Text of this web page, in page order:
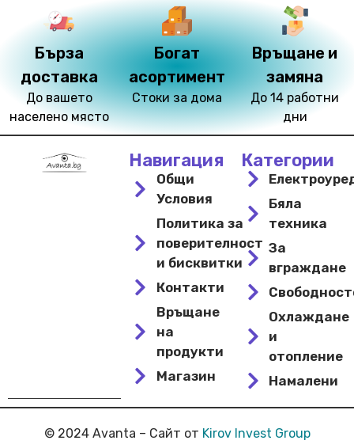
Бърза
доставка
До вашето
населено място
Богат
асортимент
Стоки за дома
Връщане и
замяна
До 14 работни
дни
Навигация
Общи
Условия
Политика за
поверителност
и бисквитки
Контакти
Връщане
на
продукти
Магазин
Категории
Бяла
техника
За
вграждане
Охлаждане
и
отопление
Намалени
© 2024 Avanta – Сайт от Kirov Invest Group